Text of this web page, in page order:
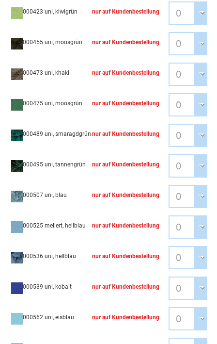
000423 uni, kiwigrün nur auf Kundenbestellung
000455 uni, moosgrün nur auf Kundenbestellung
000473 uni, khaki nur auf Kundenbestellung
000475 uni, moosgrün nur auf Kundenbestellung
000489 uni, smaragdgrün nur auf Kundenbestellung
000495 uni, tannengrün nur auf Kundenbestellung
000507 uni, blau nur auf Kundenbestellung
000525 meliert, hellblau nur auf Kundenbestellung
000536 uni, hellblau nur auf Kundenbestellung
000539 uni, kobalt nur auf Kundenbestellung
000562 uni, eisblau nur auf Kundenbestellung